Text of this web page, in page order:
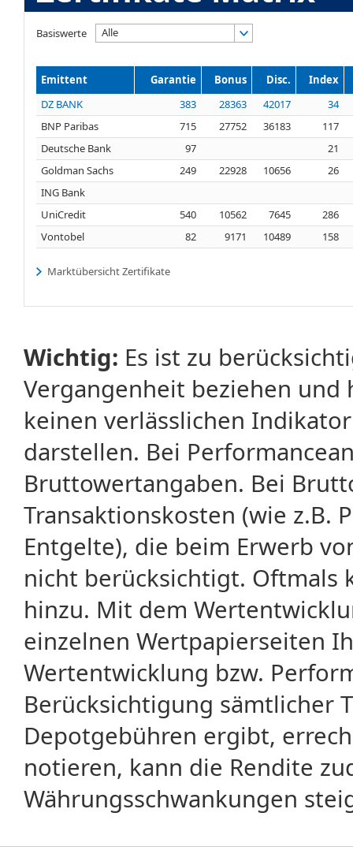
Basiswerte Alle
Emittent Garantie Bonus Disc.
Index
DZ BANK
383 28363 42017
34
BNP Paribas
715 27752 36183
117
Deutsche Bank
97
21
Goldman Sachs
249 22928 10656
26
ING Bank
UniCredit
540 10562 7645
286
Vontobel
82 9171 10489 158
Marktübersicht Zertifikate
Wichtig: Es ist zu
Vergangenheit beziehen
keinen verlässlichen
darstellen. Bei
Bruttowertangaben. Bei
Transaktionskosten (wie z.B.
Entgelte), die beim Erwerb
nicht berücksichtigt. Oftmals
hinzu. Mit dem
einzelnen Wertpapierseiten
Wertentwicklung bzw.
Berücksichtigung sämtlicher
Depotgebühren ergibt,
notieren, kann die Rendite
Währungsschwankungen